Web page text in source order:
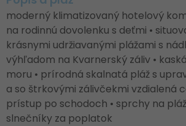
moderný klimatizovaný hotelový
na rodinnú dovolenku s deťmi •
krásnymi udržiavanými plážami s
výhľadom na Kvarnerský záliv •
moru • prírodná skalnatá pláž s
a so štrkovými zálivčekmi vzdialená
prístup po schodoch • sprchy na
slnečníky za poplatok